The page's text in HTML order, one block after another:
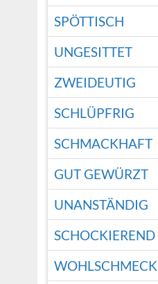
SPÖTTISCH
UNGESITTET
ZWEIDEUTIG
SCHLÜPFRIG
SCHMACKHAFT
GUT GEWÜRZT
UNANSTÄNDIG
SCHOCKIEREND